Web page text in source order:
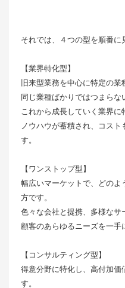
それでは、４つの型を順番に
【業界特化型】
旧来型業務を中心に特定の業
同じ業種ばかりではつまらな
これから成長していく業界に
ノウハウが蓄積され、コスト
す。
【ワンストップ型】
幅広いマーケットで、どのよ
方です。
色々な会社と提携、多様なサ
顧客のあらゆるニーズを一手
【コンサルティング型】
得意分野に特化し、高付加
す。